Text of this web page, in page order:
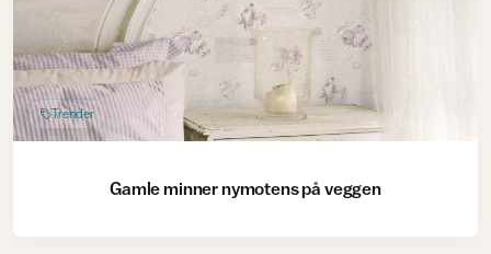
Trender
Gamle minner nymotens på veggen